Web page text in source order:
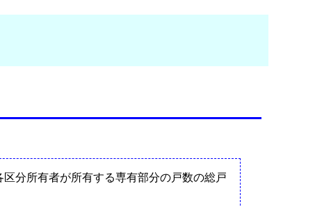
分所有者が所有する専有部分の戸数の総戸